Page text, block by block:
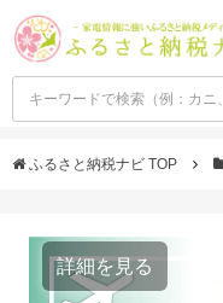
ふるさと納税ナビ TOP
詳細を見る